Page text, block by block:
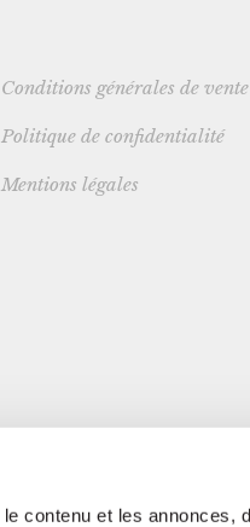
contenu et les annonces,
Conditions générales de vente
Politique de confidentialité
Mentions légales